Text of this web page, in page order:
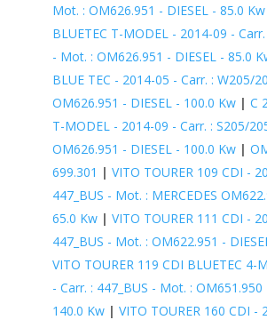
Mot. : OM626.951 - DIESEL - 85.0 Kw
BLUETEC T-MODEL - 2014-09 -
- Mot. : OM626.951 - DIESEL - 85.0
BLUE TEC - 2014-05 - Carr. : W205/
OM626.951 - DIESEL - 100.0 Kw| C
T-MODEL - 2014-09 - Carr. : S205/
OM626.951 - DIESEL - 100.0 Kw|
699.301 | VITO TOURER 109 CDI -
447_BUS - Mot. : MERCEDES
65.0 Kw| VITO TOURER 111 CDI -
447_BUS - Mot. : OM622.951 -
VITO TOURER 119 CDI BLUETEC 4-
- Carr. : 447_BUS - Mot. : OM651.950
140.0 Kw| VITO TOURER 160 CDI -